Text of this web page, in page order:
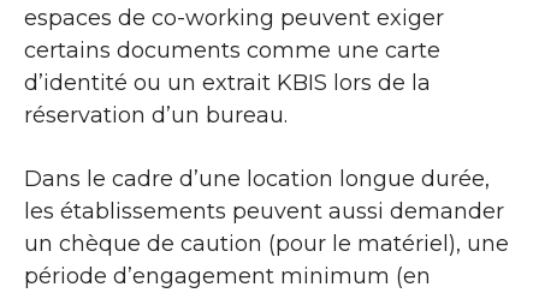
espaces de co-working peuvent exiger
certains documents comme une carte
d’identité ou un extrait KBIS lors de la
réservation d’un bureau.
Dans le cadre d’une location longue durée,
les établissements peuvent aussi demander
un chèque de caution (pour le matériel), une
période d’engagement minimum (en